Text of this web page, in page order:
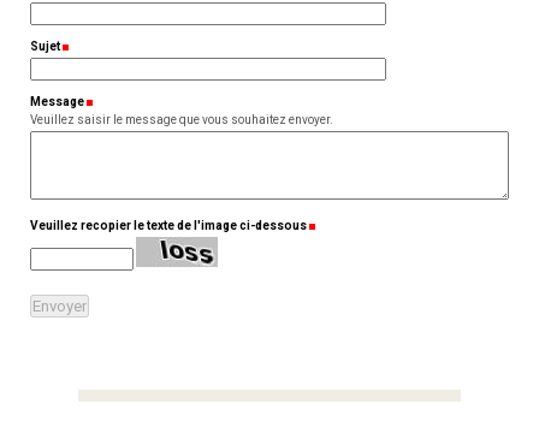
Sujet
Message
Veuillez saisir le message que vous souhaitez envoyer.
Veuillez recopier le texte de l'image ci-dessous